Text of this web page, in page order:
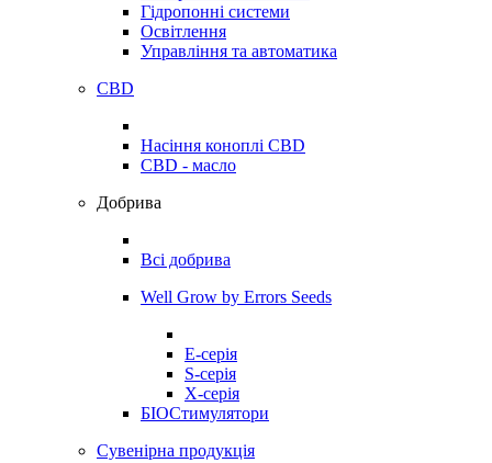
Гідропонні системи
Освітлення
Управління та автоматика
CBD
Насіння коноплі CBD
CBD - масло
Добрива
Всі добрива
Well Grow by Errors Seeds
E-серія
S-серія
X-серія
БІОСтимулятори
Сувенірна продукція